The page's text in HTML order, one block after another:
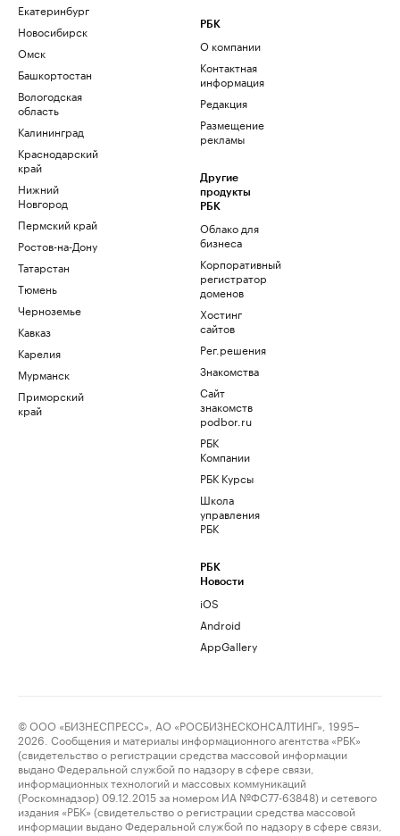
Екатеринбург
Новосибирск
Омск
Башкортостан
Вологодская
область
Калининград
Краснодарский
край
Нижний
Новгород
Пермский край
Ростов-на-Дону
Татарстан
Тюмень
Черноземье
Кавказ
Карелия
Мурманск
Приморский
край
РБК
О компании
Контактная
информация
Редакция
Размещение
рекламы
Другие
продукты
РБК
Облако для
бизнеса
Корпоративный
регистратор
доменов
Хостинг
сайтов
Рег.решения
Знакомства
Сайт
знакомств
podbor.ru
РБК
Компании
РБК Курсы
Школа
управления
РБК
РБК
Новости
iOS
Android
AppGallery
© ООО «БИЗНЕСПРЕСС», АО «РОСБИЗНЕСКОНСАЛТИНГ», 1995–
2026. Сообщения и материалы информационного агентства «РБК»
(свидетельство о регистрации средства массовой информации
выдано Федеральной службой по надзору в сфере связи,
информационных технологий и массовых коммуникаций
(Роскомнадзор) 09.12.2015 за номером ИА №ФС77-63848) и сетевого
издания «РБК» (свидетельство о регистрации средства массовой
информации выдано Федеральной службой по надзору в сфере связи,